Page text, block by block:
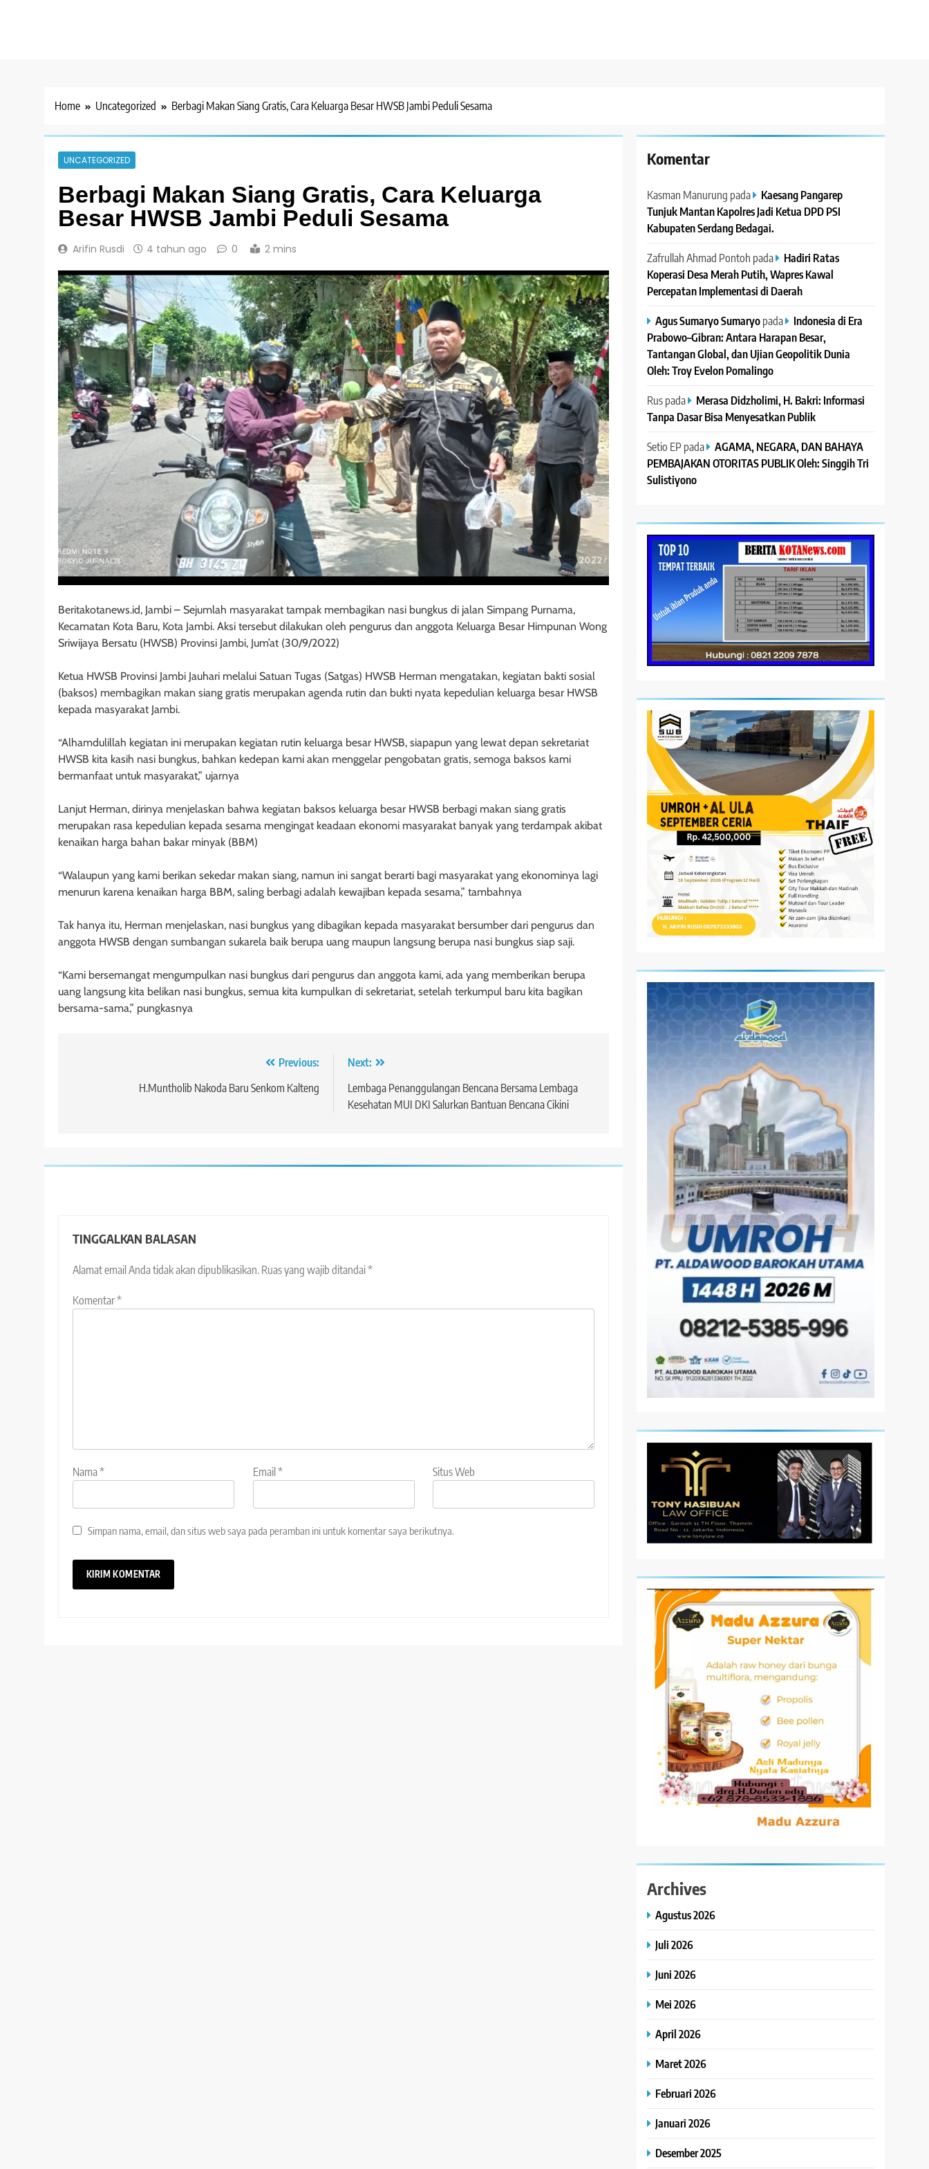
Home Uncategorized Berbagi Makan Siang Gratis, Cara Keluarga Besar HWSB Jambi Peduli Sesama
UNCATEGORIZED
Berbagi Makan Siang Gratis, Cara Keluarga
Besar HWSB Jambi Peduli Sesama
Arifin Rusdi 4 tahun ago 0 2 mins
Beritakotanews.id, Jambi – Sejumlah masyarakat tampak membagikan nasi bungkus di jalan Simpang Purnama,
Kecamatan Kota Baru, Kota Jambi. Aksi tersebut dilakukan oleh pengurus dan anggota Keluarga Besar Himpunan Wong
Sriwijaya Bersatu (HWSB) Provinsi Jambi, Jum’at (30/9/2022)
Ketua HWSB Provinsi Jambi Jauhari melalui Satuan Tugas (Satgas) HWSB Herman mengatakan, kegiatan bakti sosial
(baksos) membagikan makan siang gratis merupakan agenda rutin dan bukti nyata kepedulian keluarga besar HWSB
kepada masyarakat Jambi.
“Alhamdulillah kegiatan ini merupakan kegiatan rutin keluarga besar HWSB, siapapun yang lewat depan sekretariat
HWSB kita kasih nasi bungkus, bahkan kedepan kami akan menggelar pengobatan gratis, semoga baksos kami
bermanfaat untuk masyarakat,” ujarnya
Lanjut Herman, dirinya menjelaskan bahwa kegiatan baksos keluarga besar HWSB berbagi makan siang gratis
merupakan rasa kepedulian kepada sesama mengingat keadaan ekonomi masyarakat banyak yang terdampak akibat
kenaikan harga bahan bakar minyak (BBM)
“Walaupun yang kami berikan sekedar makan siang, namun ini sangat berarti bagi masyarakat yang ekonominya lagi
menurun karena kenaikan harga BBM, saling berbagi adalah kewajiban kepada sesama,” tambahnya
Tak hanya itu, Herman menjelaskan, nasi bungkus yang dibagikan kepada masyarakat bersumber dari pengurus dan
anggota HWSB dengan sumbangan sukarela baik berupa uang maupun langsung berupa nasi bungkus siap saji.
“Kami bersemangat mengumpulkan nasi bungkus dari pengurus dan anggota kami, ada yang memberikan berupa
uang langsung kita belikan nasi bungkus, semua kita kumpulkan di sekretariat, setelah terkumpul baru kita bagikan
bersama-sama,” pungkasnya
Previous:
H.Muntholib Nakoda Baru Senkom Kalteng
Next:
Lembaga Penanggulangan Bencana Bersama Lembaga
Kesehatan MUI DKI Salurkan Bantuan Bencana Cikini
TINGGALKAN BALASAN
Alamat email Anda tidak akan dipublikasikan. Ruas yang wajib ditandai*
Komentar*
Nama* Email* Situs Web
Simpan nama, email, dan situs web saya pada peramban ini untuk komentar saya berikutnya.
Komentar
Kasman Manurung pada
Kaesang Pangarep
Tunjuk Mantan Kapolres Jadi Ketua DPD PSI
Kabupaten Serdang Bedagai. ‎ ‎
Zafrullah Ahmad Pontoh pada
Hadiri Ratas
Koperasi Desa Merah Putih, Wapres Kawal
Percepatan Implementasi di Daerah
Agus Sumaryo Sumaryopada
Indonesia di Era
Prabowo–Gibran: Antara Harapan Besar,
Tantangan Global, dan Ujian Geopolitik Dunia
Oleh: Troy Evelon Pomalingo
Ruspada
Merasa Didzholimi, H. Bakri: Informasi
Tanpa Dasar Bisa Menyesatkan Publik
Setio EP pada AGAMA, NEGARA, DAN BAHAYA
PEMBAJAKAN OTORITAS PUBLIK Oleh: Singgih Tri
Sulistiyono
Archives
Agustus 2026
Juli 2026
Juni 2026
Mei 2026
April 2026
Maret 2026
Februari 2026
Januari 2026
Desember 2025